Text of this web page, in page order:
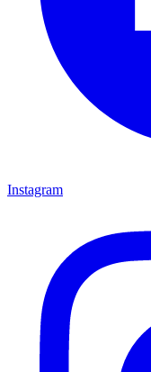
Instagram